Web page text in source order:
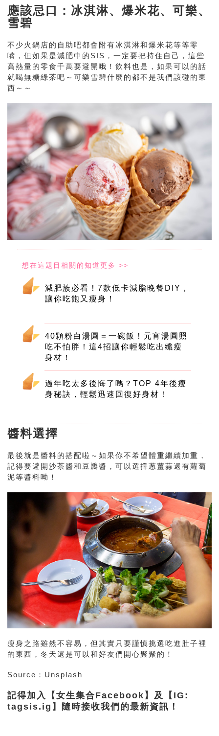
應該忌口：冰淇淋、爆米花、可樂、
雪碧
不少火鍋店的自助吧都會附有冰淇淋和爆米花等等零
嘴，但如果是減肥中的SIS，一定要把持住自己，這些
高熱量的零食千萬要避開哦！飲料也是，如果可以的話
就喝無糖綠茶吧～可樂雪碧什麼的都不是我們該碰的東
西～～
減肥族必看！7款低卡減脂晚餐DIY，
讓你吃飽又瘦身！
40顆粉白湯圓＝一碗飯！元宵湯圓照
吃不怕胖！這4招讓你輕鬆吃出纖瘦
身材！
過年吃太多後悔了嗎？TOP 4年後瘦
身秘訣，輕鬆迅速回復好身材！
醬料選擇
最後就是醬料的搭配啦～如果你不希望體重繼續加重，
記得要避開沙茶醬和豆瓣醬，可以選擇蔥薑蒜還有蘿蔔
泥等醬料呦！
瘦身之路雖然不容易，但其實只要謹慎挑選吃進肚子裡
的東西，冬天還是可以和好友們開心聚聚的！
Source：Unsplash
記得加入【女生集合Facebook】及【IG:
tagsis.ig】隨時接收我們的最新資訊！